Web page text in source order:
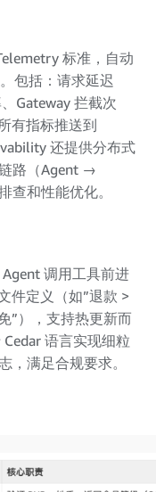
标准，自动
包括：请求延迟
Gateway 拦截次
有指标推送到
还提供分布式
路（Agent →
查和性能优化。
调用工具前进
件定义（如”退款 >
”），支持热更新而
语言实现细粒
，满足合规要求。